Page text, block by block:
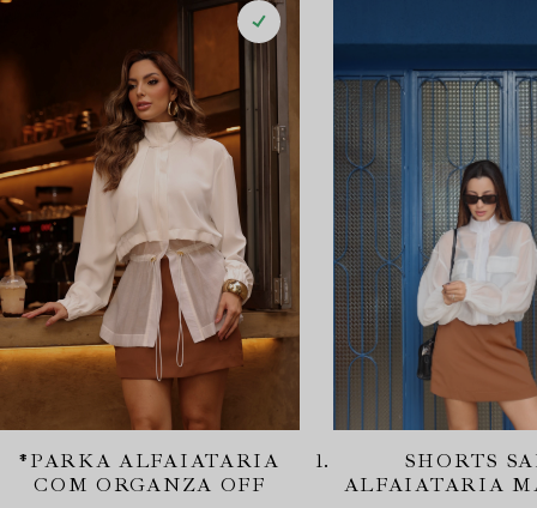
*PARKA ALFAIATARIA
COM ORGANZA OFF
SHORTS
ALFAIATARIA